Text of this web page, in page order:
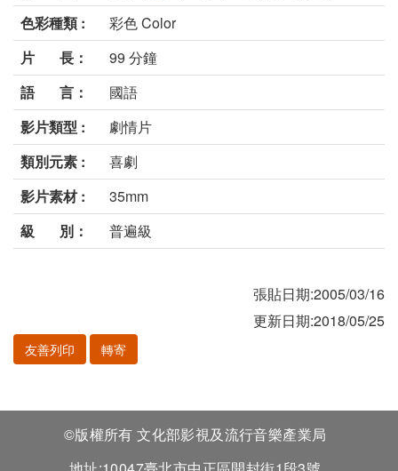
色彩種類 :
彩色 Color
片 長：
99 分鐘
語 言：
國語
影片類型 :
劇情片
類別元素 :
喜劇
影片素材 :
35mm
級 別：
普遍級
張貼日期:2005/03/16
更新日期:2018/05/25
友善列印 轉寄
©版權所有 文化部影視及流行音樂產業局